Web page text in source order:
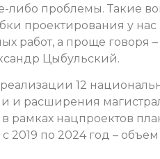
либо проблемы. Такие
проектирования у
работ, а проще говоря
Цыбульский.
реализации 12
и расширения
рамках нацпроектов
с 2019 по 2024 год –